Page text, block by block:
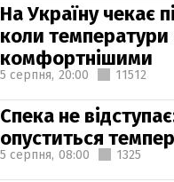
На Україну чекає
коли температури
комфортнішими
5 серпня, 20:00 11512
Спека не
опуститься
5 серпня, 08:00 1325